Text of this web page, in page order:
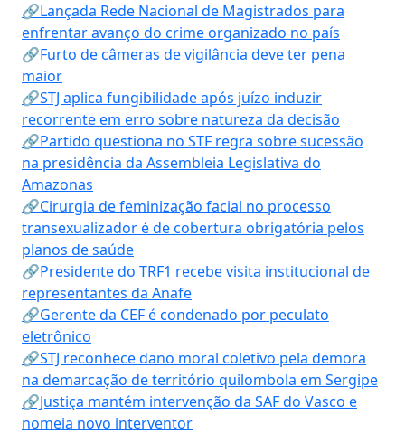
🔗Lançada Rede Nacional de Magistrados para
enfrentar avanço do crime organizado no país
🔗Furto de câmeras de vigilância deve ter pena
maior
🔗STJ aplica fungibilidade após juízo induzir
recorrente em erro sobre natureza da decisão
🔗Partido questiona no STF regra sobre sucessão
na presidência da Assembleia Legislativa do
Amazonas
🔗Cirurgia de feminização facial no processo
transexualizador é de cobertura obrigatória pelos
planos de saúde
🔗Presidente do TRF1 recebe visita institucional de
representantes da Anafe
🔗Gerente da CEF é condenado por peculato
eletrônico
🔗STJ reconhece dano moral coletivo pela demora
na demarcação de território quilombola em Sergipe
🔗Justiça mantém intervenção da SAF do Vasco e
nomeia novo interventor